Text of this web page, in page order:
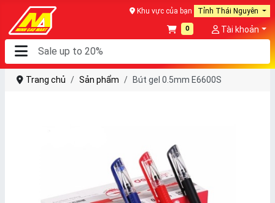
Khu vực của bạn Tỉnh Thái Nguyên
0 Tài khoản
Trang chủ Sản phẩm Bút gel 0.5mm E6600S